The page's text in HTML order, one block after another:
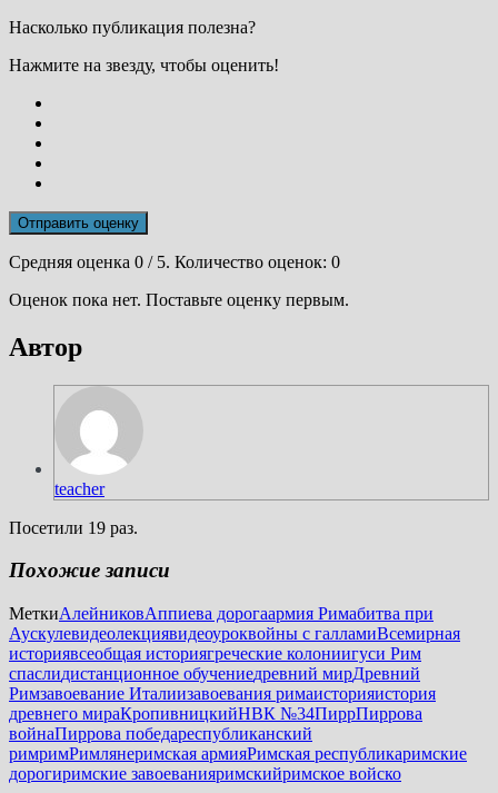
Насколько публикация полезна?
Нажмите на звезду, чтобы оценить!
Отправить оценку
Средняя оценка 0 / 5. Количество оценок: 0
Оценок пока нет. Поставьте оценку первым.
Автор
teacher
Посетили 19 раз.
Похожие записи
МеткиАлейниковАппиева дорогаармия Римабитва при
Аускулевидеолекциявидеоуроквойны с галламиВсемирная
историявсеобщая историягреческие колониигуси Рим
спаслидистанционное обучениедревний мирДревний
Римзавоевание Италиизавоевания римаисторияистория
древнего мираКропивницкийНВК №34ПиррПиррова
войнаПиррова победареспубликанский
римримРимлянеримская армияРимская республикаримские
дорогиримские завоеванияримскийримское войско